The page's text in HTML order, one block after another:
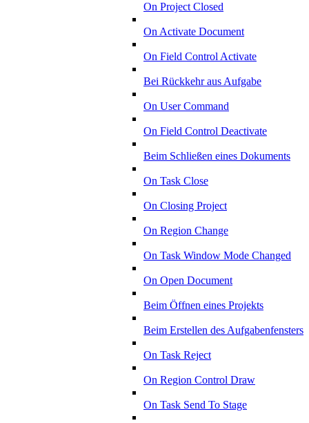
On Project Closed
On Activate Document
On Field Control Activate
Bei Rückkehr aus Aufgabe
On User Command
On Field Control Deactivate
Beim Schließen eines Dokuments
On Task Close
On Closing Project
On Region Change
On Task Window Mode Changed
On Open Document
Beim Öffnen eines Projekts
Beim Erstellen des Aufgabenfensters
On Task Reject
On Region Control Draw
On Task Send To Stage